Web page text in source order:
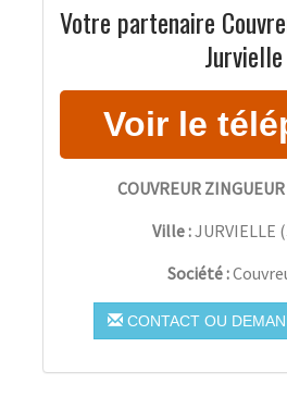
Votre partenaire
Jurvielle
COUVREUR
Ville :JURVIELLE (
Société :
CONTACT OU